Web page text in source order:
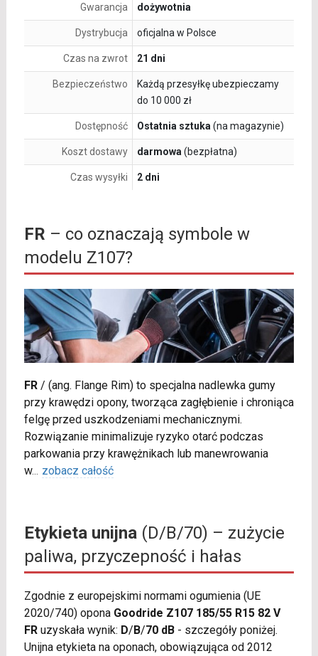
Gwarancja dożywotnia
Dystrybucja oficjalna w Polsce
Czas na zwrot 21 dni
Bezpieczeństwo
Każdą przesyłkę ubezpieczamy
do 10 000 zł
Dostępność Ostatnia sztuka (na magazynie)
Koszt dostawy darmowa (bezpłatna)
Czas wysyłki 2 dni
FR – co oznaczają symbole w
modelu Z107?
FR/ (ang. Flange Rim) to specjalna nadlewka gumy
przy krawędzi opony, tworząca zagłębienie i chroniąca
felgę przed uszkodzeniami mechanicznymi.
Rozwiązanie minimalizuje ryzyko otarć podczas
parkowania przy krawężnikach lub manewrowania
w... zobacz całość
Etykieta unijna(D/B/70) – zużycie
paliwa, przyczepność i hałas
Zgodnie z europejskimi normami ogumienia (UE
2020/740) opona Goodride Z107 185/55 R15 82 V
FRuzyskała wynik: D/B/70 dB- szczegóły poniżej.
Unijna etykieta na oponach, obowiązująca od 2012